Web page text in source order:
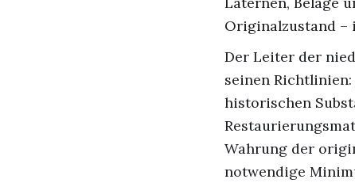
Originalzustand –
Der Leiter der
seinen
historischen
Wahrung der
notwendige